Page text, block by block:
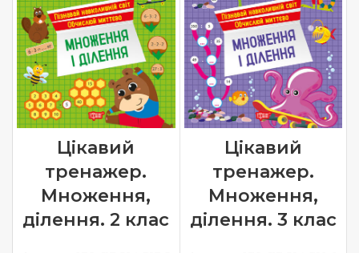
Цікавий
тренажер.
Множення,
ділення. 2 клас
Цікавий
тренажер.
Множення,
ділення. 3 клас